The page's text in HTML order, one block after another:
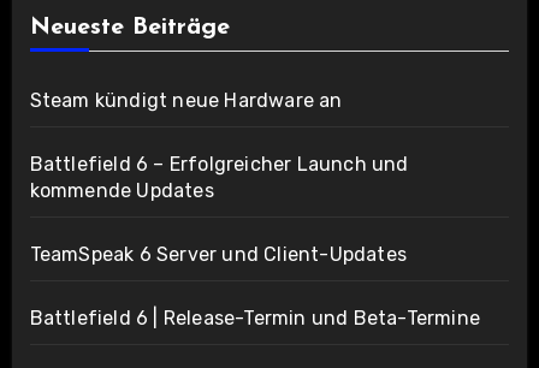
Neueste Beiträge
Steam kündigt neue Hardware an
Battlefield 6 – Erfolgreicher Launch und
kommende Updates
TeamSpeak 6 Server und Client-Updates
Battlefield 6 | Release-Termin und Beta-Termine